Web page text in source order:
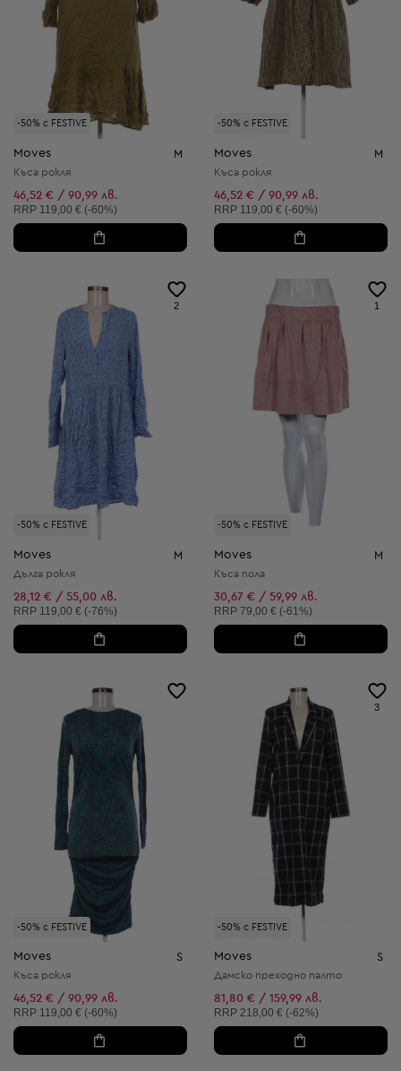
-50% с FESTIVE
Moves M
Къса рокля
46,52 € / 90,99 лв.
Препоръчителна цена:
RRP 119,00 € (-60%)
-50% с FESTIVE
Moves M
Къса рокля
46,52 € / 90,99 лв.
Препоръчителна цена:
RRP 119,00 € (-60%)
-50% с FESTIVE
2
Moves M
Дълга рокля
28,12 € / 55,00 лв.
Препоръчителна цена:
RRP 119,00 € (-76%)
-50% с FESTIVE
1
Moves M
Къса пола
30,67 € / 59,99 лв.
Препоръчителна цена:
RRP 79,00 € (-61%)
-50% с FESTIVE
Moves S
Къса рокля
46,52 € / 90,99 лв.
Препоръчителна цена:
RRP 119,00 € (-60%)
-50% с FESTIVE
3
Moves S
Дамско преходно палто
81,80 € / 159,99 лв.
Препоръчителна цена:
RRP 218,00 € (-62%)